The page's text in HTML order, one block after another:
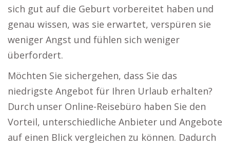
sich gut auf die Geburt vorbereitet haben und
genau wissen, was sie erwartet, verspüren sie
weniger Angst und fühlen sich weniger
überfordert.
Möchten Sie sichergehen, dass Sie das
niedrigste Angebot für Ihren Urlaub erhalten?
Durch unser Online-Reisebüro haben Sie den
Vorteil, unterschiedliche Anbieter und Angebote
auf einen Blick vergleichen zu können. Dadurch